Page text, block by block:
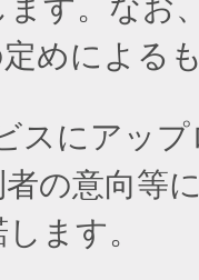
めによる
にアップ
の意向等
ます。